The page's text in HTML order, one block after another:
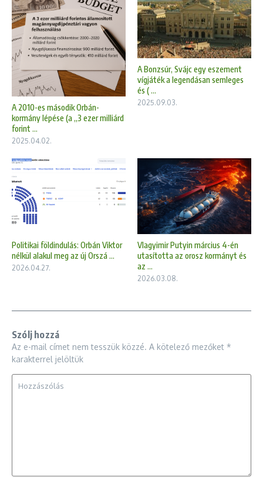
A 2010-es második Orbán-
kormány lépése (a „3 ezer milliárd
forint ...
2025.04.02.
A Bonzsúr, Svájc egy eszement
vígjáték a legendásan semleges
és ( ...
2025.09.03.
Politikai földindulás: Orbán Viktor
nélkül alakul meg az új Orszá ...
2026.04.27.
Vlagyimir Putyin március 4-én
utasította az orosz kormányt és
az ...
2026.03.08.
Szólj hozzá
Az e-mail címet nem tesszük közzé. A kötelező mezőket *
karakterrel jelöltük